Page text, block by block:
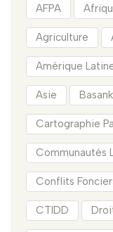
AFPA
Agriculture
Amérique
Asie
Cartographie
Communautés
Conflits
CTIDD